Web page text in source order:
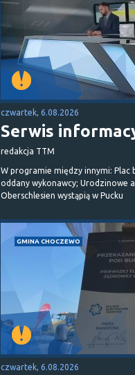
czwartek, 6.08.2026
Serwis
redakcja TTM
W programie między innymi: Plac
oddany wykonawcy; Urodzinowe
Oberschlesien wystąpią w Pucku
GMINA CHOCZEWO
czwartek, 6.08.2026